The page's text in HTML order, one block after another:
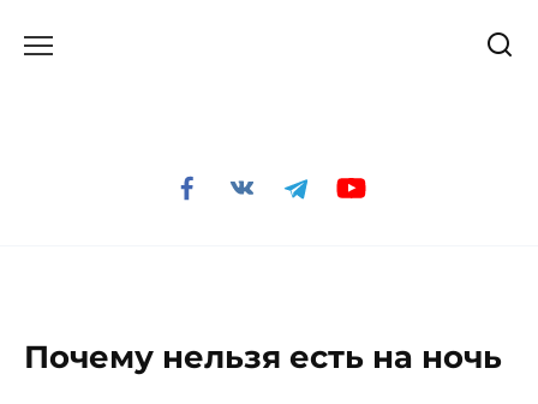
Почему нельзя есть на ночь